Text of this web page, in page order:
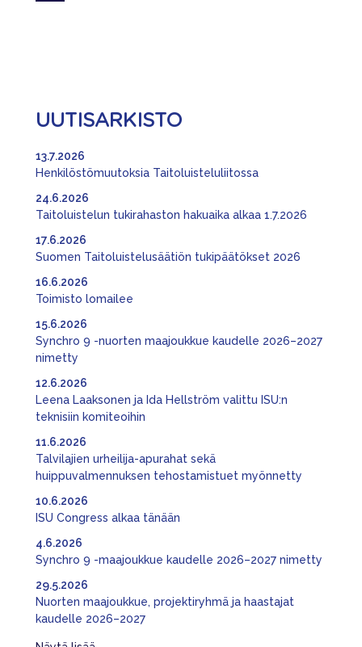
UUTISARKISTO
Henkilöstömuutoksia Taitoluisteluliitossa
13.7.2026
Taitoluistelun tukirahaston hakuaika alkaa 1.7.2026
24.6.2026
Suomen Taitoluistelusäätiön tukipäätökset 2026
17.6.2026
Toimisto lomailee
16.6.2026
Synchro 9 -nuorten maajoukkue kaudelle 2026–2027
nimetty
15.6.2026
Leena Laaksonen ja Ida Hellström valittu ISU:n
teknisiin komiteoihin
12.6.2026
Talvilajien urheilija-apurahat sekä
huippuvalmennuksen tehostamistuet myönnetty
11.6.2026
ISU Congress alkaa tänään
10.6.2026
Synchro 9 -maajoukkue kaudelle 2026–2027 nimetty
4.6.2026
Nuorten maajoukkue, projektiryhmä ja haastajat
kaudelle 2026–2027
29.5.2026